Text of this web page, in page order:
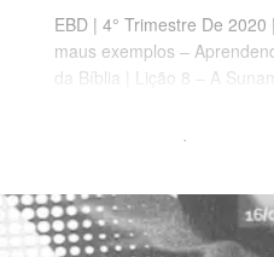
EBD | 4° Trimestre De
maus exemplos –
da Bíblia | Lição 8 – A
Sunamita, uma mulher
Sunamita, uma